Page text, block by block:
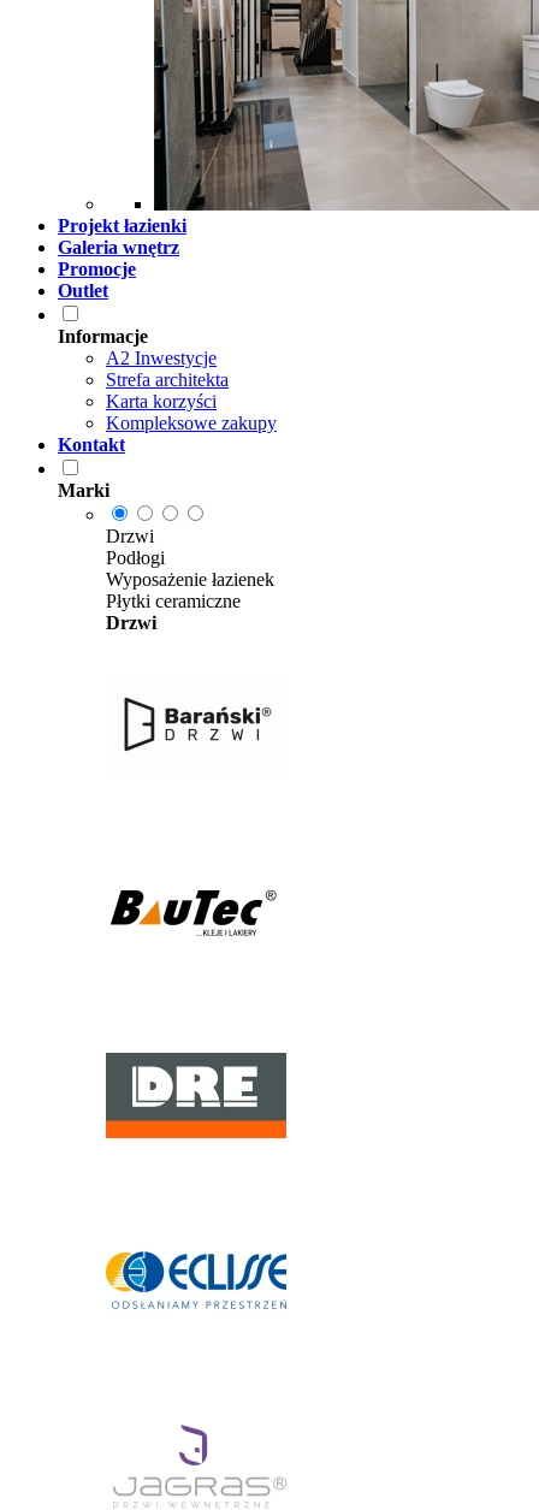
Projekt łazienki
Galeria wnętrz
Promocje
Outlet
Informacje
A2 Inwestycje
Strefa architekta
Karta korzyści
Kompleksowe zakupy
Kontakt
Marki
Drzwi
Podłogi
Wyposażenie łazienek
Płytki ceramiczne
Drzwi